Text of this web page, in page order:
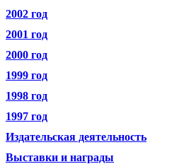
2002 год
2001 год
2000 год
1999 год
1998 год
1997 год
Издательская деятельность
Выставки и награды